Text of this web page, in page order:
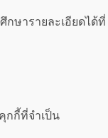
ษารายละเอียดได้ที่
กกี้ที่จำเป็น